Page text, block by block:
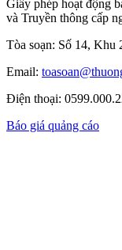
Giấy phép hoạt động
và Truyền thông cấp
Tòa soạn: Số 14,
Email:
Điện thoại:
Báo giá quảng cáo